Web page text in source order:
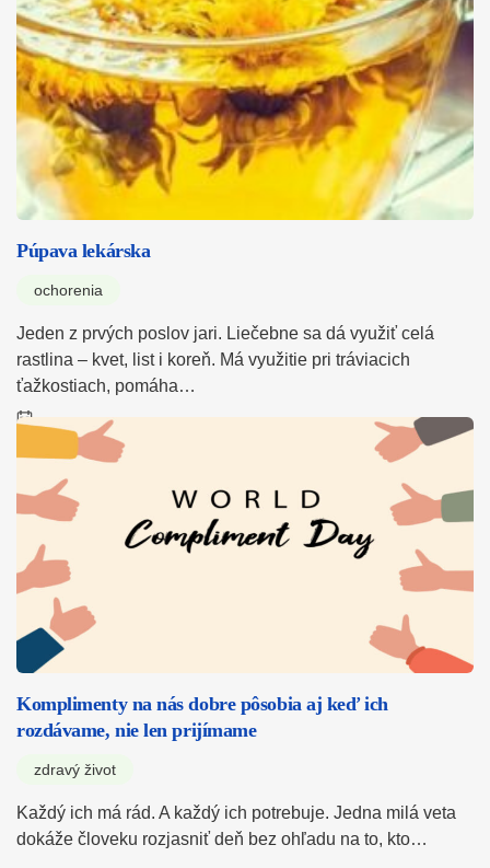
Púpava lekárska
ochorenia
Jeden z prvých poslov jari. Liečebne sa dá využiť celá
rastlina – kvet, list i koreň. Má využitie pri tráviacich
ťažkostiach, pomáha…
Komplimenty na nás dobre pôsobia aj keď ich
rozdávame, nie len prijímame
zdravý život
Každý ich má rád. A každý ich potrebuje. Jedna milá veta
dokáže človeku rozjasniť deň bez ohľadu na to, kto…